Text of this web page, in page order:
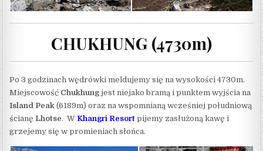
CHUKHUNG (4730m)
Po 3 godzinach wędrówki meldujemy się na wysokości 4730m.
Miejscowość Chukhung jest niejako bramą i punktem wyjścia na
Island Peak (6189m) oraz na wspomnianą wcześniej południową
ścianęLhotse. WKhangri Resort pijemy zasłużoną kawę i
grzejemy się w promieniach słońca.